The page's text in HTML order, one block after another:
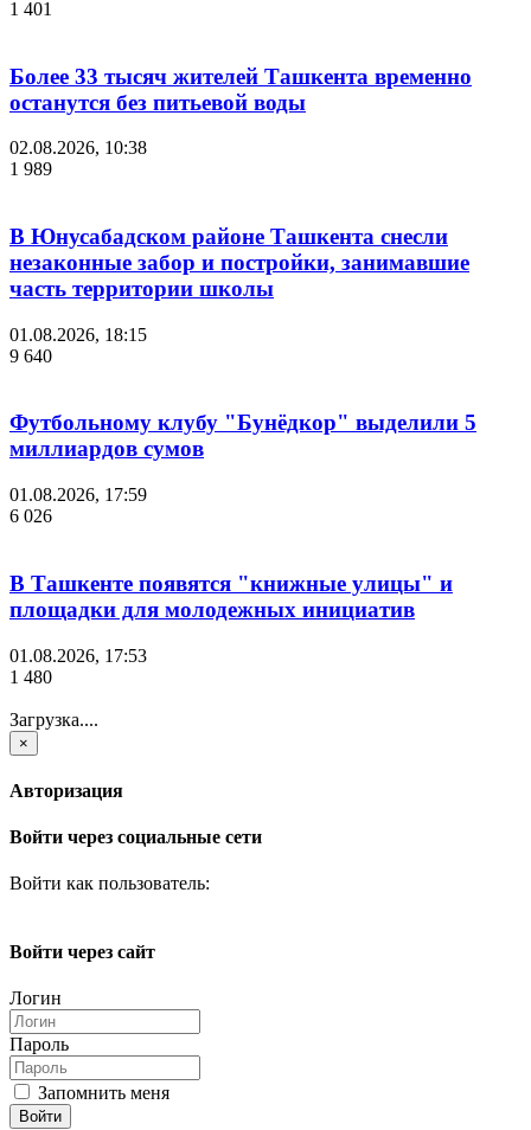
1 401
Более 33 тысяч жителей Ташкента временно
останутся без питьевой воды
02.08.2026, 10:38
1 989
В Юнусабадском районе Ташкента снесли
незаконные забор и постройки, занимавшие
часть территории школы
01.08.2026, 18:15
9 640
Футбольному клубу "Бунёдкор" выделили 5
миллиардов сумов
01.08.2026, 17:59
6 026
В Ташкенте появятся "книжные улицы" и
площадки для молодежных инициатив
01.08.2026, 17:53
1 480
Загрузка....
×
Авторизация
Войти через социальные сети
Войти как пользователь:
Войти через сайт
Логин
Пароль
Запомнить меня